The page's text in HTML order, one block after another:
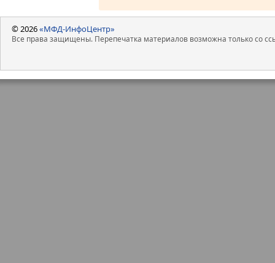
© 2026«МФД-ИнфоЦентр»
Все права защищены. Перепечатка материалов возможна только со